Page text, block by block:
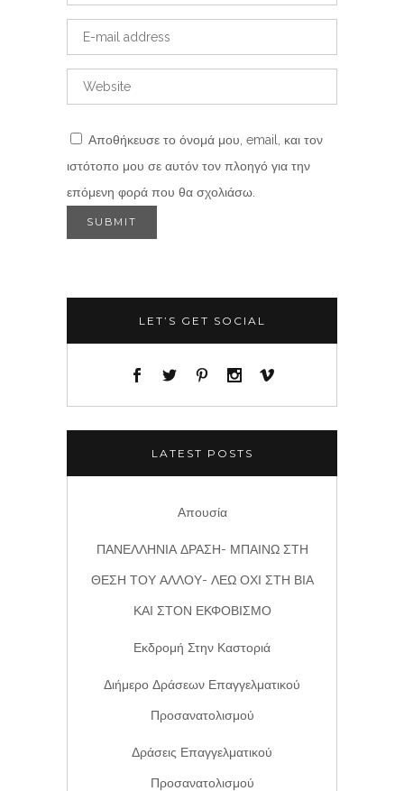
Αποθήκευσε το όνομά μου, email, και τον
ιστότοπο μου σε αυτόν τον πλοηγό για την
επόμενη φορά που θα σχολιάσω.
LET’S GET SOCIAL
LATEST POSTS
Απουσία
ΠΑΝΕΛΛΗΝΙΑ ΔΡΑΣΗ- ΜΠΑΙΝΩ ΣΤΗ
ΘΕΣΗ ΤΟΥ ΑΛΛΟΥ- ΛΕΩ ΟΧΙ ΣΤΗ ΒΙΑ
ΚΑΙ ΣΤΟΝ ΕΚΦΟΒΙΣΜΟ
Εκδρομή Στην Καστοριά
Διήμερο Δράσεων Επαγγελματικού
Προσανατολισμού
Δράσεις Επαγγελματικού
Προσανατολισμού